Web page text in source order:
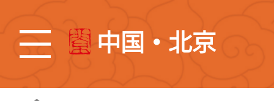
中国・北京